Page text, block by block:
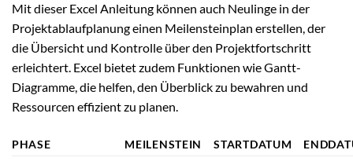
Mit dieser Excel Anleitung können auch Neulinge in der
Projektablaufplanung einen Meilensteinplan erstellen, der
die Übersicht und Kontrolle über den Projektfortschritt
erleichtert. Excel bietet zudem Funktionen wie Gantt-
Diagramme, die helfen, den Überblick zu bewahren und
Ressourcen effizient zu planen.
PHASE MEILENSTEIN STARTDATUM